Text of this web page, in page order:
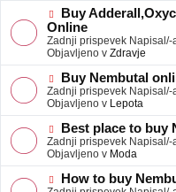
v
e
o
b
j
a
v
e
N
o
v
e
o
b
j
a
v
e
Buy
Online
Zadnji prispevek Napisal/-
Objavljeno v Zdravje
N
o
v
e
o
b
j
a
v
e
Buy Nembutal
Zadnji prispevek Napisal/-
Objavljeno v Lepota
N
o
v
e
o
b
Best place to buy
Zadnji prispevek Napisal/-
Objavljeno v Moda
NHow to buy